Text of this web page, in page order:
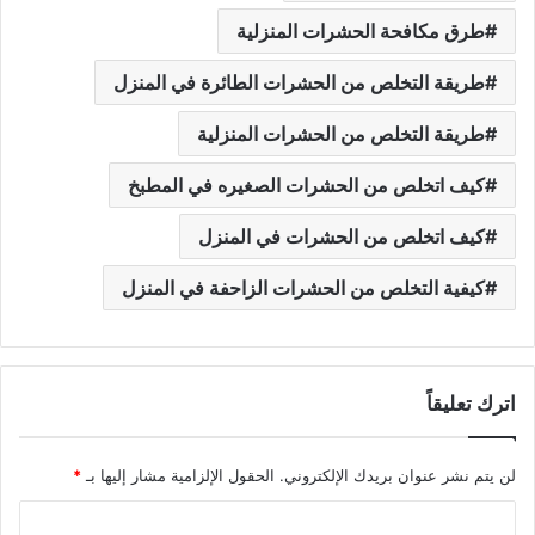
طرق مكافحة الحشرات المنزلية
طريقة التخلص من الحشرات الطائرة في المنزل
طريقة التخلص من الحشرات المنزلية
كيف اتخلص من الحشرات الصغيره في المطبخ
كيف اتخلص من الحشرات في المنزل
كيفية التخلص من الحشرات الزاحفة في المنزل
اترك تعليقاً
لن يتم نشر عنوان بريدك الإلكتروني. الحقول الإلزامية مشار إليها بـ*